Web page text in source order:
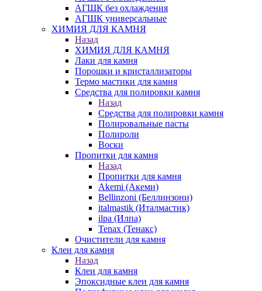
АГШК без охлаждения
АГШК универсальные
ХИМИЯ ДЛЯ КАМНЯ
Назад
ХИМИЯ ДЛЯ КАМНЯ
Лаки для камня
Порошки и кристаллизаторы
Термо мастики для камня
Средства для полировки камня
Назад
Средства для полировки камня
Полировальные пасты
Полироли
Воски
Пропитки для камня
Назад
Пропитки для камня
Akemi (Акеми)
Bellinzoni (Беллинзони)
italmastik (Италмастик)
ilpa (Илпа)
Tenax (Тенакс)
Очистители для камня
Клеи для камня
Назад
Клеи для камня
Эпоксидные клеи для камня